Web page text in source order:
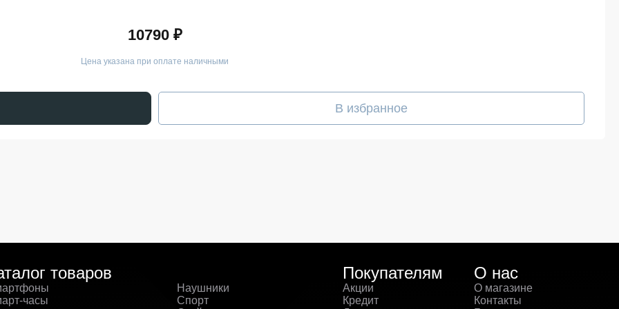
10790 ₽
Цена указана при оплате наличными
В избранное
товаров
часы
Наушники
Спорт
Покупателям
Акции
Кредит
О нас
О магазине
Контакты